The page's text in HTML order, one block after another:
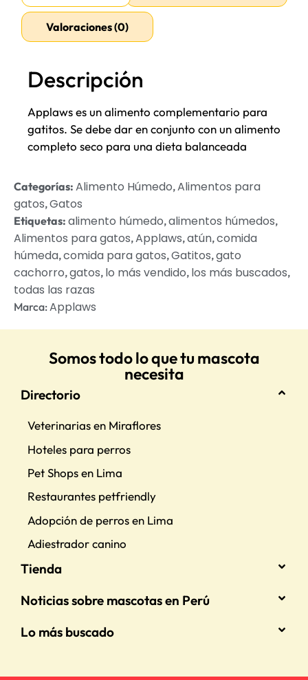
Valoraciones (0)
Descripción
Applaws es un alimento complementario para
gatitos. Se debe dar en conjunto con un alimento
completo seco para una dieta balanceada
Categorías: Alimento Húmedo,Alimentos para
gatos,Gatos
Etiquetas: alimento húmedo,alimentos húmedos,
Alimentos para gatos,Applaws,atún,comida
húmeda,comida para gatos,Gatitos,gato
cachorro,gatos, lo más vendido, los más buscados,
todas las razas
Marca:Applaws
Somos todo lo que tu mascota
necesita
Directorio
Veterinarias en Miraflores
Hoteles para perros
Pet Shops en Lima
Restaurantes petfriendly
Adopción de perros en Lima
Adiestrador canino
Tienda
Noticias sobre mascotas en Perú
Lo más buscado